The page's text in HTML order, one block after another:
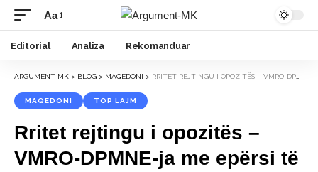
Font
Resizer
Aa
Editorial Analiza Rekomanduar
ARGUMENT-MK > BLOG > MAQEDONI > RRITET REJTINGU I OPOZITËS – VMRO-DPMNE-JA ME EPËRSI TË DYFISHTË NDAJ LSDM-SË NË NJËSINË ZGJEDHORE 2 DHE 6
MAQEDONI TOP LAJM
Rritet rejtingu i opozitës –
VMRO-DPMNE-ja me epërsi të